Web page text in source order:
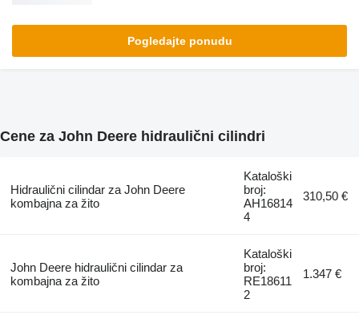
Pogledajte ponudu
Cene za John Deere hidraulični cilindri
Hidraulični cilindar za John Deere
kombajna za žito
Kataloški
broj:
AH16814
4
310,50 €
John Deere hidraulični cilindar za
kombajna za žito
Kataloški
broj:
RE18611
2
1.347 €